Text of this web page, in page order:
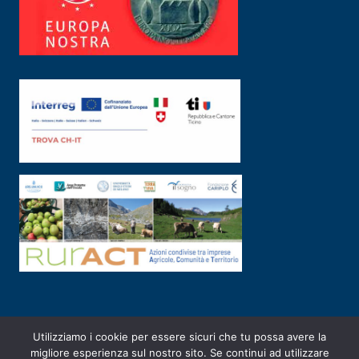
PRIVACY POLICY|2003-2026 ©ARSUNIVCO|Designed byE-SERV
Utilizziamo i cookie per essere sicuri che tu possa avere la
migliore esperienza sul nostro sito. Se continui ad utilizzare